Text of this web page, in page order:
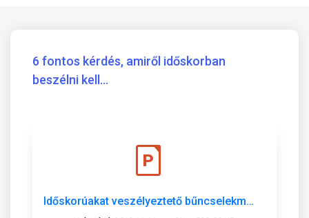
6 fontos kérdés, amiről időskorban
beszélni kell...
Időskorúakat veszélyeztető bűncselekmények